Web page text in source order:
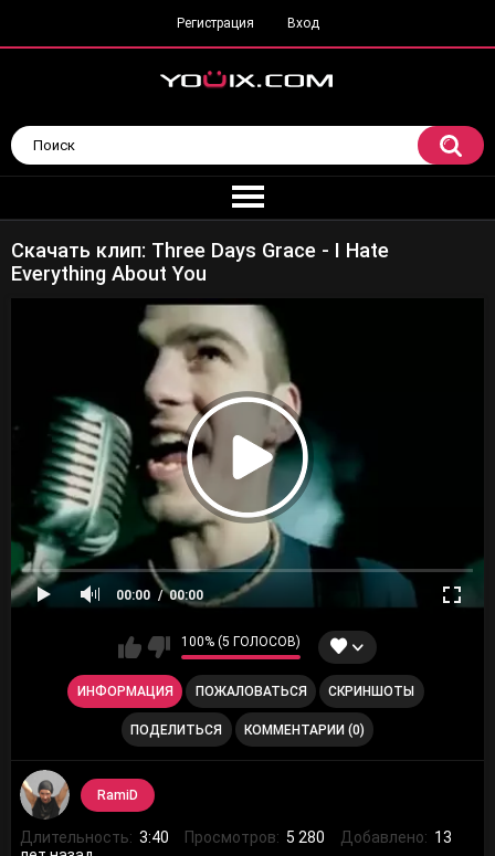
Регистрация Вход
Скачать клип: Three Days Grace - I Hate
Everything About You
00:00 00:00
100% (5 ГОЛОСОВ)
ИНФОРМАЦИЯ ПОЖАЛОВАТЬСЯ СКРИНШОТЫ
ПОДЕЛИТЬСЯ КОММЕНТАРИИ (0)
RamiD
Длительность: 3:40 Просмотров: 5 280 Добавлено: 13